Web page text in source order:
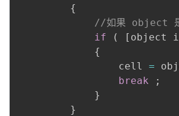
{
//如果 object 是
if
( [ object
{
                 cell
=
break
;
}
}